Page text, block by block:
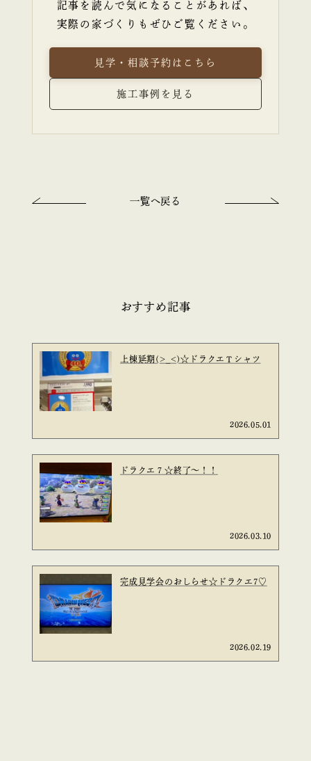
記事を読んで気になることがあれば、
実際の家づくりもぜひご覧ください。
見学・相談予約はこちら
施工事例を見る
一覧へ戻る
おすすめ記事
上棟延期(>_<)☆ドラクエＴシャツ
2026.05.01
ドラクエ７☆終了～！！
2026.03.10
完成見学会のおしらせ☆ドラクエ7♡
2026.02.19